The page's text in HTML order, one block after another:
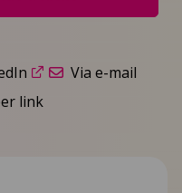
Via e-mail
link